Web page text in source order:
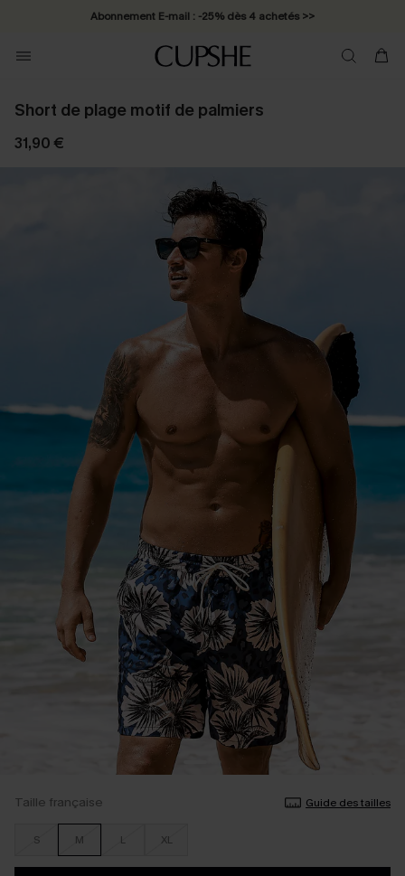
Abonnement E-mail : -25% dès 4 achetés >>
Short de plage motif de palmiers
31,90 €
Taille française Guide des tailles
S M L XL